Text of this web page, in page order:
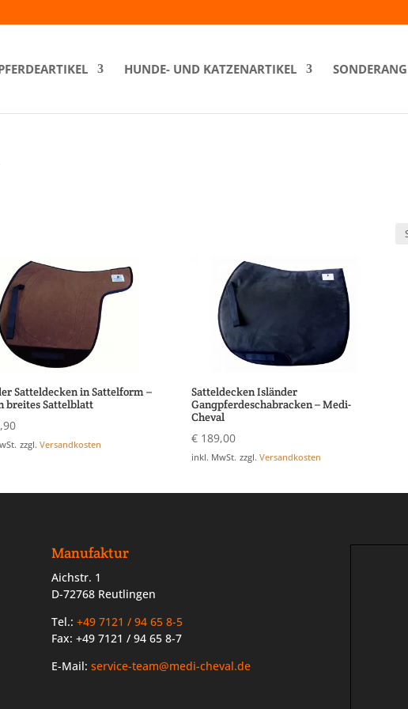
HUNDE- UND KATZENARTIKEL
Satteldecken in Sattelform –
breites Sattelblatt
zzgl.Versandkosten
Satteldecken Isländer
Gangpferdeschabracken – Medi-
Cheval
€ 189,00
inkl. MwSt. zzgl.Versandkosten
Manufaktur
Aichstr. 1
D-72768 Reutlingen
Tel.: +49 7121 / 94 65 8-5
Fax: +49 7121 / 94 65 8-7
E-Mail: service-team@medi-cheval.de